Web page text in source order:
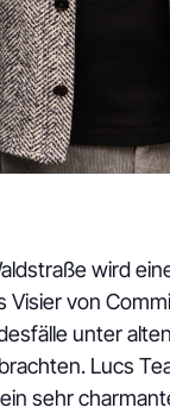
wird
von
unter
Lucs
sehr